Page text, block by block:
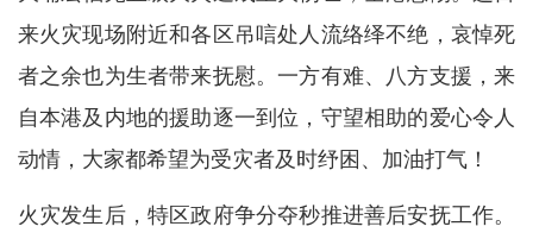
来火灾现场附近和各区吊唁处人流络绎不绝，哀悼死
者之余也为生者带来抚慰。一方有难、八方支援，来
自本港及内地的援助逐一到位，守望相助的爱心令人
动情，大家都希望为受灾者及时纾困、加油打气！
火灾发生后，特区政府争分夺秒推进善后安抚工作。